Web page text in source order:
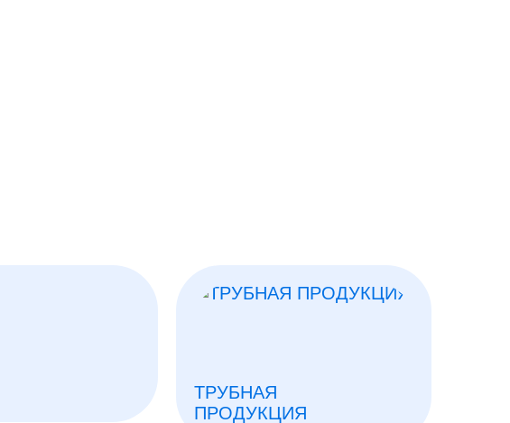
ТРУБНАЯ
ПРОДУКЦИЯ